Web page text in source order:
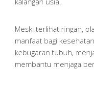
Meski terlihat ringan,
manfaat bagi
kebugaran tubuh,
membantu menjaga